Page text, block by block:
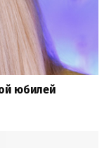
юбилей